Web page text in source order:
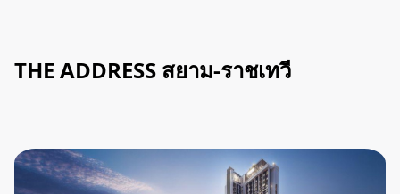
THE ADDRESS สยาม-ราชเทวี